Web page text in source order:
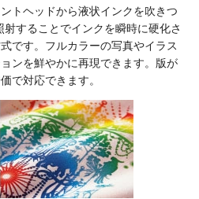
トヘッドから液状インクを吹きつ
することでインクを瞬時に硬化さ
です。フルカラーの写真やイラス
ンを鮮やかに再現できます。版が
で対応できます。